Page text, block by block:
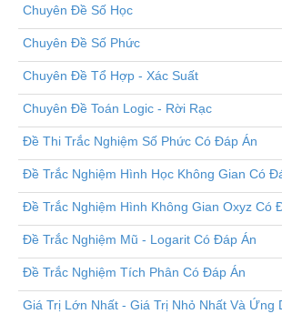
Chuyên Đề Số Học
Chuyên Đề Số Phức
Chuyên Đề Tổ Hợp - Xác Suất
Chuyên Đề Toán Logic - Rời Rạc
Đề Thi Trắc Nghiệm Số Phức Có Đáp Án
Đề Trắc Nghiệm Hình Học Không Gian Có
Đề Trắc Nghiệm Hình Không Gian Oxyz Có
Đề Trắc Nghiệm Mũ - Logarit Có Đáp Án
Đề Trắc Nghiệm Tích Phân Có Đáp Án
Giá Trị Lớn Nhất - Giá Trị Nhỏ Nhất Và Ứng